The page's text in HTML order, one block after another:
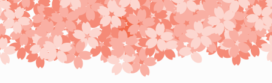
Skip
to
content